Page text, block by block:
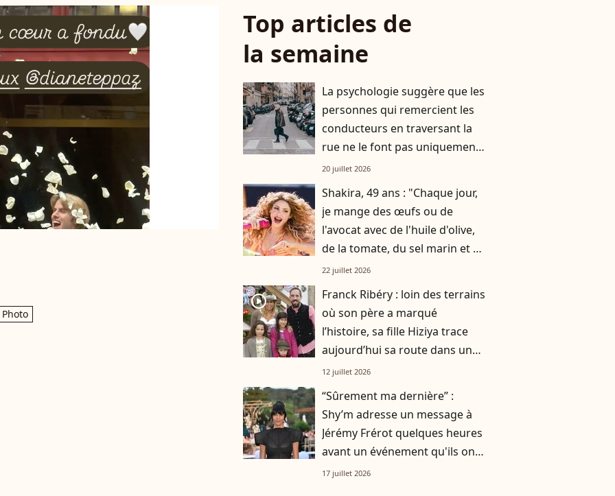
Photo
Top articles de
la semaine
La psychologie suggère que les
personnes qui remercient les
conducteurs en traversant la
rue ne le font pas uniquement
par gratitude
20 juillet 2026
Shakira, 49 ans : "Chaque jour,
je mange des œufs ou de
l'avocat avec de l'huile d'olive,
de la tomate, du sel marin et un
smoothie"
22 juillet 2026
player2
Franck Ribéry : loin des terrains
où son père a marqué
l’histoire, sa fille Hiziya trace
aujourd’hui sa route dans un
tout autre univers
12 juillet 2026
“Sûrement ma dernière” :
Shy’m adresse un message à
Jérémy Frérot quelques heures
avant un événement qu'ils ont
vécu ensemble
17 juillet 2026